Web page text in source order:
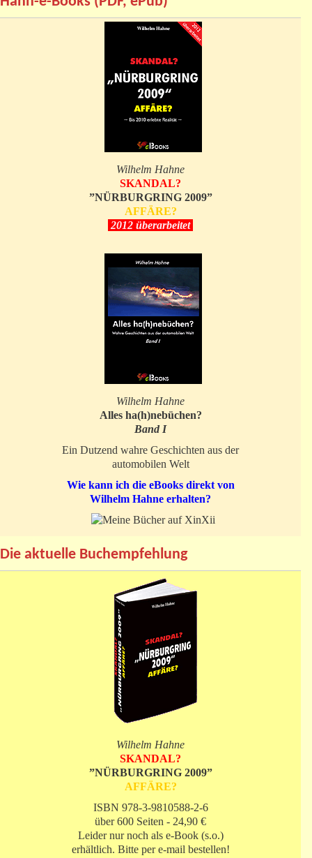
Wilhelm Hahne
SKANDAL?
”NÜRBURGRING 2009”
AFFÄRE?
2012 überarbeitet
Wilhelm Hahne
Alles ha(h)nebüchen?
Band I
Ein Dutzend wahre Geschichten aus der
automobilen Welt
Wie kann ich die eBooks direkt von
Wilhelm Hahne erhalten?
Die aktuelle Buchempfehlung
Wilhelm Hahne
SKANDAL?
”NÜRBURGRING 2009”
AFFÄRE?
ISBN 978-3-9810588-2-6
über 600 Seiten - 24,90 €
Leider nur noch als e-Book (s.o.)
erhältlich. Bitte per e-mail bestellen!